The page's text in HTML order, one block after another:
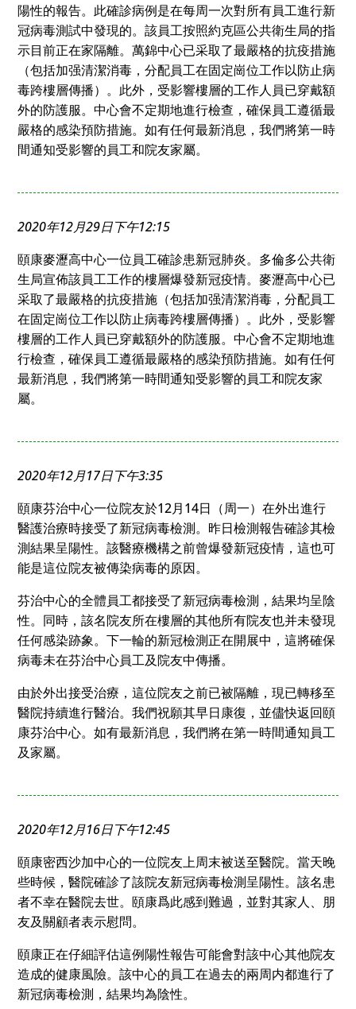
陽性的報告。此確診病例是在每周一次對所有員工進行新
冠病毒測試中發現的。該員工按照約克區公共衛生局的指
示目前正在家隔離。萬錦中心已采取了最嚴格的抗疫措施
（包括加强清潔消毒，分配員工在固定崗位工作以防止病
毒跨樓層傳播）。此外，受影響樓層的工作人員已穿戴額
外的防護服。中心會不定期地進行檢查，確保員工遵循最
嚴格的感染預防措施。如有任何最新消息，我們將第一時
間通知受影響的員工和院友家屬。
2020年12月29日下午12:15
頤康麥瀝高中心一位員工確診患新冠肺炎。多倫多公共衛
生局宣佈該員工工作的樓層爆發新冠疫情。麥瀝高中心已
采取了最嚴格的抗疫措施（包括加强清潔消毒，分配員工
在固定崗位工作以防止病毒跨樓層傳播）。此外，受影響
樓層的工作人員已穿戴額外的防護服。中心會不定期地進
行檢查，確保員工遵循最嚴格的感染預防措施。如有任何
最新消息，我們將第一時間通知受影響的員工和院友家
屬。
2020年12月17日下午3:35
頤康芬治中心一位院友於12月14日（周一）在外出進行
醫護治療時接受了新冠病毒檢測。昨日檢測報告確診其檢
測結果呈陽性。該醫療機構之前曾爆發新冠疫情，這也可
能是這位院友被傳染病毒的原因。
芬治中心的全體員工都接受了新冠病毒檢測，結果均呈陰
性。同時，該名院友所在樓層的其他所有院友也并未發現
任何感染跡象。下一輪的新冠檢測正在開展中，這將確保
病毒未在芬治中心員工及院友中傳播。
由於外出接受治療，這位院友之前已被隔離，現已轉移至
醫院持續進行醫治。我們祝願其早日康復，並儘快返回頤
康芬治中心。如有最新消息，我們將在第一時間通知員工
及家屬。
2020年12月16日下午12:45
頤康密西沙加中心的一位院友上周末被送至醫院。當天晚
些時候，醫院確診了該院友新冠病毒檢測呈陽性。該名患
者不幸在醫院去世。頤康爲此感到難過，並對其家人、朋
友及關顧者表示慰問。
頤康正在仔細評估這例陽性報告可能會對該中心其他院友
造成的健康風險。該中心的員工在過去的兩周内都進行了
新冠病毒檢測，結果均為陰性。